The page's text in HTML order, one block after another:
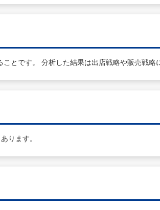
とです。 分析した結果は出店戦略や販売戦略
ります。